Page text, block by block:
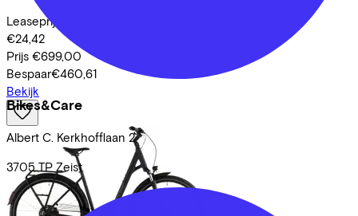
Bikes&Care
Albert C. Kerkhofflaan 2
3705 TP Zeist
Leaseprijs p/m vanaf
€24,42
Prijs €699,00
Bespaar€460,61
Bekijk